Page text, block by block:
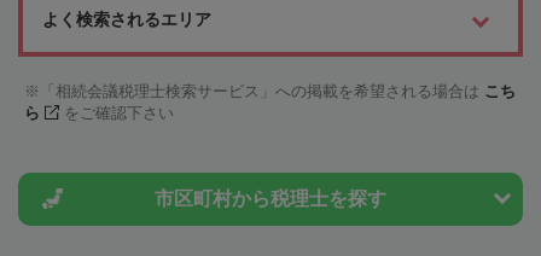
よく検索されるエリア
「相続会議税理士検索サービス」への掲載を希望される場合は こち
ら
をご確認下さい
市区町村から税理士を探す